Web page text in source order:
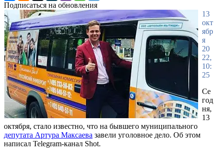
Подписаться на обновления
13
окт
ябр
я
20
22,
10:
25
Се
год
ня,
13
октября, стало известно, что на бывшего муниципального
депутата Артура Максаева завели уголовное дело. Об этом
написал Telegram-канал Shot.